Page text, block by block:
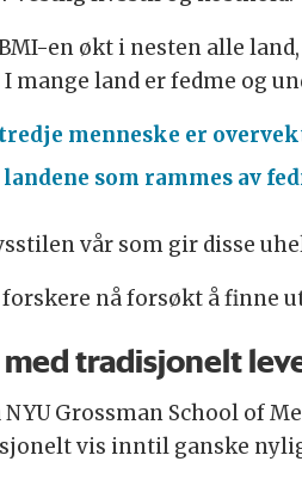
en økt i nesten alle
I mange land er fedme og
menneske er
som rammes av
vår som gir disse
nå forsøkt å finne
tradisjonelt
Grossman School of
vis inntil ganske